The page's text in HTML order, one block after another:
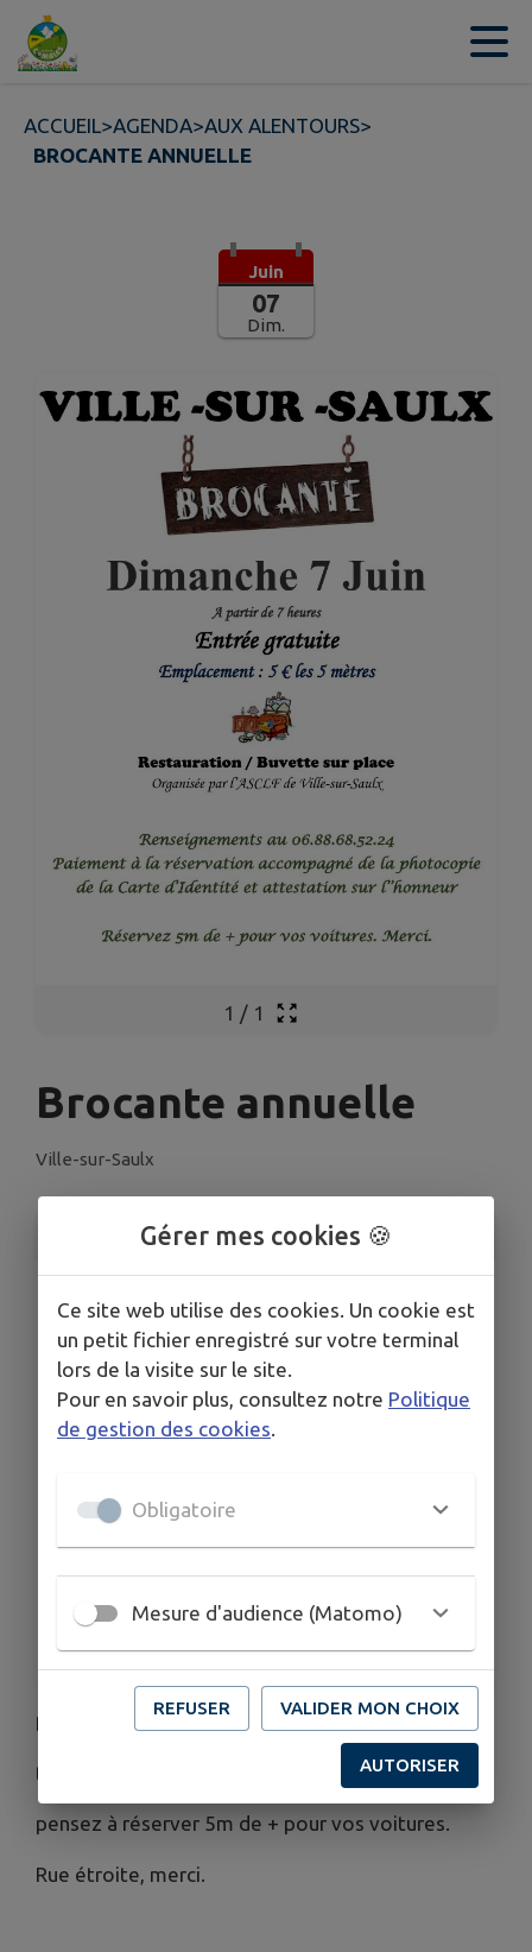
Contenu
ACCUEIL>AGENDA>AUX ALENTOURS>
BROCANTE ANNUELLE
Juin
07
Dim.
1 / 1
Brocante annuelle
Ville-sur-Saulx
INFORMATIONS PRATIQUES
Brocante annuelle
DATE
Le dim. 7 juin
De 06h00 à 18h00
Entrée gratuite
Exposants 5€ les 5m
Réservez 5m de + pour vos voitures.
Merci
ORGANISÉ PAR
ASCLF
Brocante à entrée gratuite
tarif exposants 5€ les 5m
pensez à réserver 5m de + pour vos voitures.
Rue étroite, merci.
Gérer mes cookies 🍪
Ce site web utilise des cookies. Un cookie est
un petit fichier enregistré sur votre terminal
lors de la visite sur le site.
Pour en savoir plus, consultez notre Politique
de gestion des cookies
Obligatoire
Mesure d'audience (Matomo)
REFUSER VALIDER MON CHOIX
AUTORISER